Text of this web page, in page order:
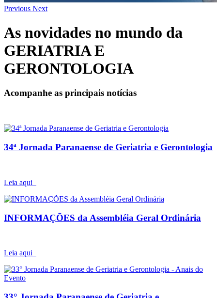
Previous Next
As novidades no mundo da
GERIATRIA E
GERONTOLOGIA
Acompanhe as principais notícias
34ª Jornada Paranaense de Geriatria e Gerontologia
Leia aqui
INFORMAÇÕES da Assembléia Geral Ordinária
Leia aqui